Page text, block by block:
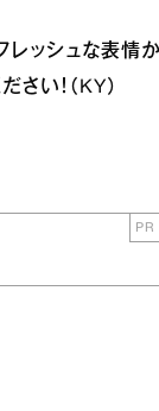
レッシュな表情
い！（KY）
PR